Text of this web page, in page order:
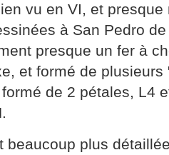
vu en VI, et
à San Pedro
presque un fer à
et formé de
de 2 pétales, L4
beaucoup plus